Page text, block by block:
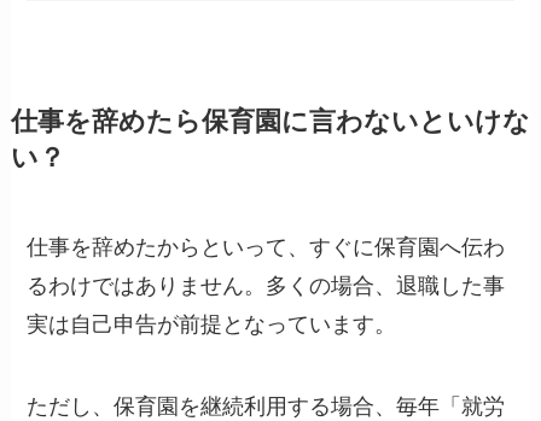
仕事を辞めたら保育園に言わないといけな
い？
仕事を辞めたからといって、すぐに保育園へ伝わ
るわけではありません。多くの場合、退職した事
実は自己申告が前提となっています。
ただし、保育園を継続利用する場合、毎年「就労